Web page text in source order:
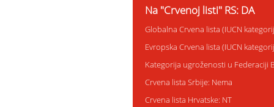
Na "Crvenoj listi" RS: DA
Globalna Crvena lista (IUCN
Evropska Crvena lista (IUCN
Kategorija ugroženosti u Federaciji
Crvena lista Srbije: Nema
Crvena lista Hrvatske: NT